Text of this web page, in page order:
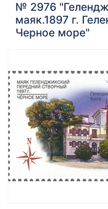
№ 2976
маяк.1897 г.
Черное море"